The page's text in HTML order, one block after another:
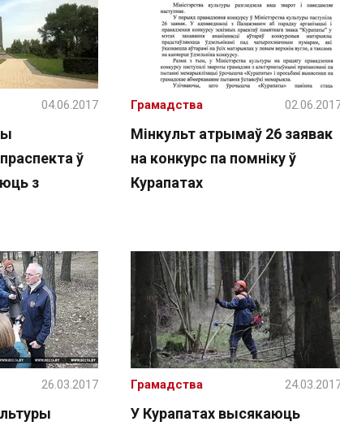
ў
з
04.06.2017
Мінкульт атрымаў 26 заявак
на конкурс па помніку ў
Курапатах
Грамадства
26.03.2017
У Курапатах высякаюць
Грамадства